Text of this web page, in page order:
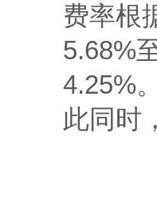
费率根
5.68%
4.25%
此同时